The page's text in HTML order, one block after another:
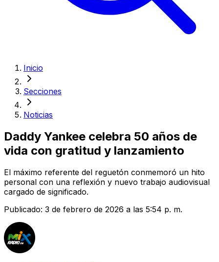
Inicio
Secciones
Noticias
Daddy Yankee celebra 50 años de
vida con gratitud y lanzamiento
El máximo referente del reguetón conmemoró un hito
personal con una reflexión y nuevo trabajo audiovisual
cargado de significado.
Publicado: 3 de febrero de 2026 a las 5:54 p. m.